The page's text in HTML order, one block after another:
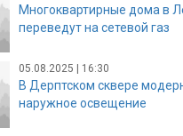
Многоквартирные дома в
переведут на сетевой газ
05.08.2025 | 16:30
В Дерптском сквере
наружное освещение